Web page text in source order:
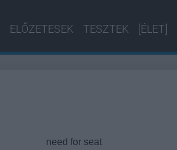
ELŐZETESEK TESZTEK [ÉLET]